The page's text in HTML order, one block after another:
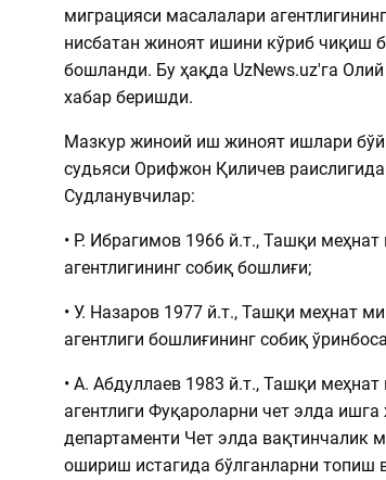
миграцияси масалалари
нисбатан жиноят ишини кўриб чиқиш
бошланди. Бу ҳақда UzNews.uz'га
хабар беришди.
Мазкур жиноий иш жиноят ишлари
судьяси Орифжон Қиличев
Судланувчилар:
• Р. Ибрагимов 1966 й.т., Ташқи
агентлигининг собиқ бошлиғи;
• У. Назаров 1977 й.т., Ташқи меҳнат
агентлиги бошлиғининг собиқ
• А. Абдуллаев 1983 й.т., Ташқи
агентлиги Фуқароларни чет элда
департаменти Чет элда вақтинчалик
ошириш истагида бўлганларни топиш